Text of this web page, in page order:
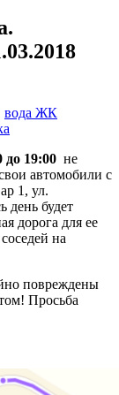
вода ЖК
до 19:00 не
автомобили с
1, ул.
день будет
дорога для ее
на
повреждены
Просьба